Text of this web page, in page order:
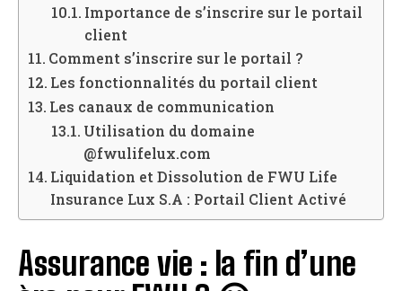
Importance de s’inscrire sur le portail
client
Comment s’inscrire sur le portail ?
Les fonctionnalités du portail client
Les canaux de communication
Utilisation du domaine
@fwulifelux.com
Liquidation et Dissolution de FWU Life
Insurance Lux S.A : Portail Client Activé
Assurance vie : la fin d’une